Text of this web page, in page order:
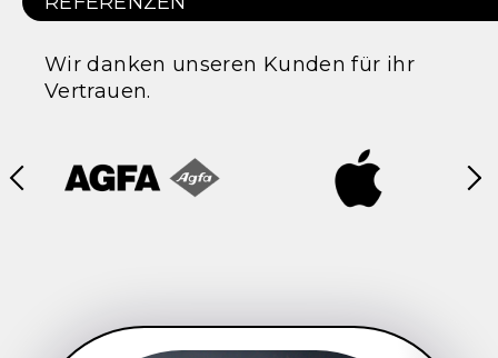
Wir danken unseren Kunden für ihr
Vertrauen.